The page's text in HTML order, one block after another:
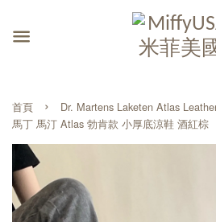
首頁 ›
Dr. Martens Laketen Atlas
馬丁 馬汀 Atlas 勃肯款 小厚底涼鞋 酒紅棕